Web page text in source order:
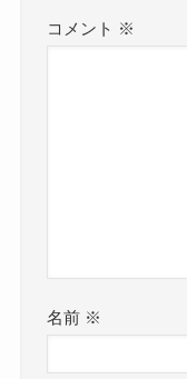
コメント ※
名前 ※